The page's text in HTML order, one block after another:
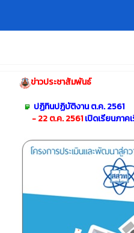
ข่าวประชาสัมพันธ์
ปฏิทินปฏิบัติงาน ต.ค. 2561
- 22 ต.ค. 2561เปิดเรียนภาค